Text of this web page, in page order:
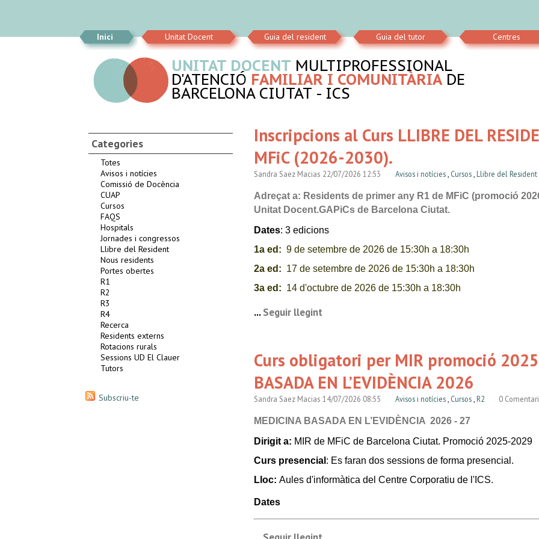
Inici Unitat Docent Guia del resident Guia del tutor Centres
UNITAT DOCENT MULTIPROFESSIONAL
D'ATENCIÓ FAMILIAR I COMUNITÀRIADE
BARCELONA CIUTAT - ICS
Categories
Totes
Avisos i notícies
Comissió de Docència
CUAP
Cursos
FAQS
Hospitals
Jornades i congressos
Llibre del Resident
Nous residents
Portes obertes
R1
R2
R3
R4
Recerca
Residents externs
Rotacions rurals
Sessions UD El Clauer
Tutors
Subscriu-te
Inscripcions al Curs LLIBRE DEL
MFiC (2026-2030).
Sandra Saez Macias 22/07/2026 12:53 Avisos i notícies Cursos Llibre del Resident
Adreçat a: Residents de primer any R1 de MFiC (promoció
Unitat Docent.GAPiCs de Barcelona Ciutat.
Dates: 3 edicions
1a ed: 9 de setembre de 2026 de 15:30h a 18:30h
2a ed: 17 de setembre de 2026 de 15:30h a 18:30h
3a ed: 14 d'octubre de 2026 de 15:30h a 18:30h
Horari: de 15:30h -18:30hores
Aula d'informàtica, soterrani. Centre Corporatiu:Gran Via de les
Inscricions obertes fins el 24 de juliol de 2026,
o fins que les
escollir l'edició que et sigui més adient segueix el segúent enllaç:
INSCRIPCIONS
Núria Aniceto
Melania Priego.Tutora i Metgessa de Familia del CAP Clot.
...Seguir llegint
Curs obligatori per MIR promoció
BASADA EN L’EVIDÈNCIA 2026
Sandra Saez Macias 14/07/2026 08:55 Avisos i notícies Cursos R2 0
MEDICINA BASADA EN L’EVIDÈNCIA 2026 - 27
Dirigit a: MIR de MFiC de Barcelona Ciutat. Promoció
Curs presencial : Es faran dos sessions de forma presencial.
Lloc: Aules d'informàtica del Centre Corporatiu de l'ICS.
Dates
1ª edició: 8 (15h a 20h) i 11 (15h a 20h ) de Juny de 2026